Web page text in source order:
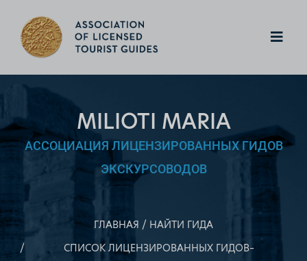
MILIOTI MARIA
АССОЦИАЦИЯ ЛИЦЕНЗИРОВАННЫХ ГИДОВ
ЭКСКУРСОВОДОВ
ГЛАВНАЯ
НАЙТИ ГИДА
СПИСОК ЛИЦЕНЗИРОВАННЫХ ГИДОВ–